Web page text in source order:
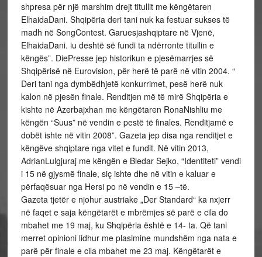
shpresa për një marshim drejt titullit me këngëtaren
ElhaidaDani. Shqipëria deri tani nuk ka festuar sukses të
madh në SongContest. Garuesjashqiptare në Vjenë,
ElhaidaDani. iu deshtë së fundi ta ndërronte titullin e
këngës”. DiePresse jep historikun e pjesëmarrjes së
Shqipërisë në Eurovision, për herë të parë në vitin 2004. “
Deri tani nga dymbëdhjetë konkurrimet, pesë herë nuk
kalon në pjesën finale. Renditjen më të mirë Shqipëria e
kishte në Azerbajxhan me këngëtaren RonaNishliu me
këngën “Suus” në vendin e pestë të finales. Renditjamë e
dobët ishte në vitin 2008”. Gazeta jep disa nga renditjet e
këngëve shqiptare nga vitet e fundit. Në vitin 2013,
AdrianLulgjuraj me këngën e Bledar Sejko, “Identiteti” vendi
i 15 në gjysmë finale, siç ishte dhe në vitin e kaluar e
përfaqësuar nga Hersi po në vendin e 15 –të.
Gazeta tjetër e njohur austriake „Der Standard“ ka nxjerr
në faqet e saja këngëtarët e mbrëmjes së parë e cila do
mbahet me 19 maj, ku Shqipëria është e 14- ta. Që tani
merret opinioni lidhur me plasimine mundshëm nga nata e
parë për finale e cila mbahet me 23 maj. Këngëtarët e